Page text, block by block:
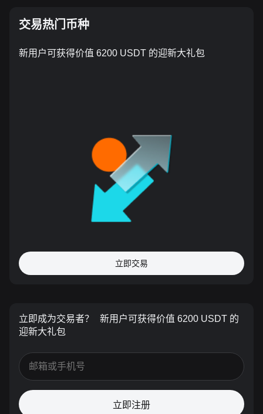
交易热门币种
新用户可获得价值 6200 USDT 的迎新大礼包
立即交易
立即成为交易者？
新用户可获得价值 6200 USDT 的
迎新大礼包
立即注册